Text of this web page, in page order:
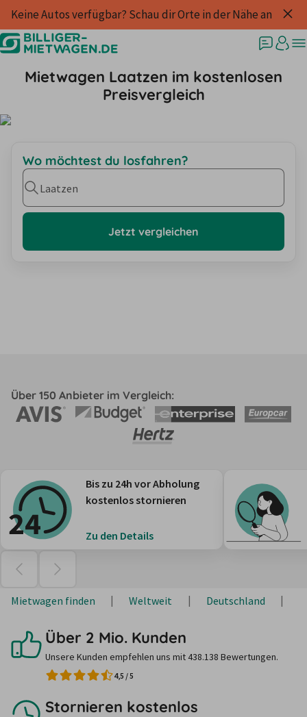
Keine Autos verfügbar? Schau dir Orte in der Nähe an
Mietwagen Laatzen im kostenlosen
Preisvergleich
Wo möchtest du losfahren?
Laatzen
Jetzt vergleichen
Über 150 Anbieter im Vergleich:
Bis zu 24h vor Abholung
kostenlos stornieren
Zu den Details
Mietwagen finden Weltweit Deutschland
Über 2 Mio. Kunden
Unsere Kunden empfehlen uns mit 438.138 Bewertungen.
4,5 /5
Stornieren kostenlos